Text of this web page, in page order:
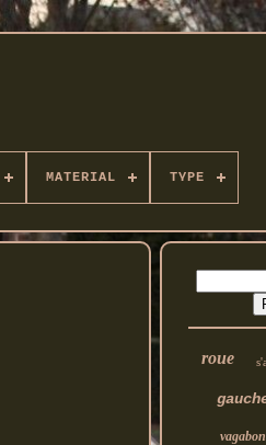
MATERIAL TYPE
roue